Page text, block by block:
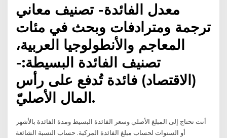
معدل الفائدة- تصنيف معاني
ترجمة ومترادفات وبحث في مئات
المعاجم والأنطولوجيا العربية،
تصنيف الفائدة البسيطة:-
(الاقتصاد) فائدة تُدفع على رأس
المال الأصليّ.
أنت تحتاج إلى المبلغ الأصلي وسعر الفائدة البسيط ومدة الفائدة بالأشهر
أو السنوات لحساب مبلغ الفائدة المركبة. حساب النسبة الشائعة